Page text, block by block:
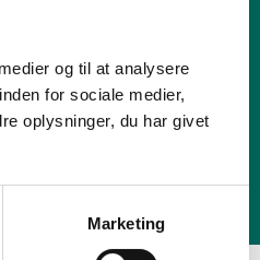
og til at analysere
for sociale medier,
oplysninger, du har givet
Marketing